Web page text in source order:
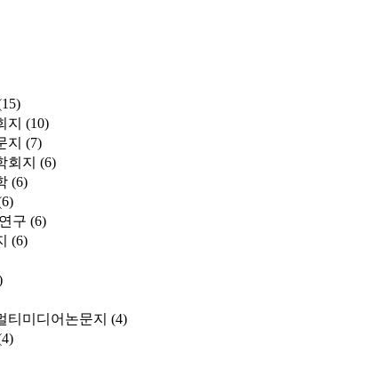
지 (10)
지 (7)
회지 (6)
(6)
구 (6)
(6)
티미디어논문지 (4)